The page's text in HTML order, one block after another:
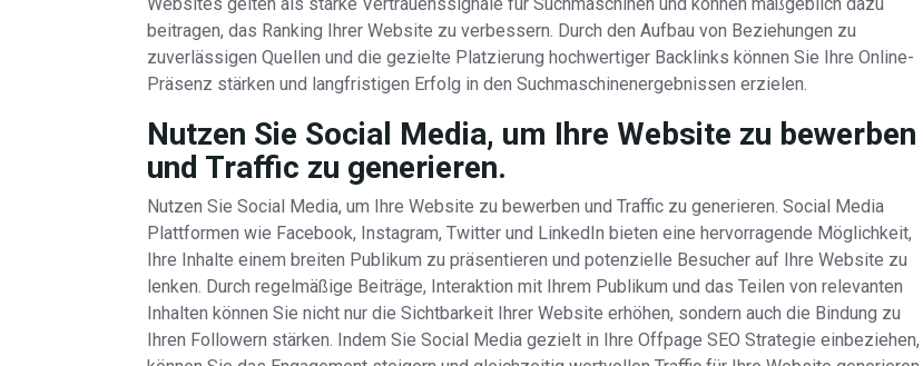
beitragen, das Ranking Ihrer Website zu verbessern. Durch den Aufbau von Beziehungen zu
zuverlässigen Quellen und die gezielte Platzierung hochwertiger Backlinks können Sie Ihre Online-
Präsenz stärken und langfristigen Erfolg in den Suchmaschinenergebnissen erzielen.
Nutzen Sie Social Media, um Ihre Website zu bewerben
und Traffic zu generieren.
Nutzen Sie Social Media, um Ihre Website zu bewerben und Traffic zu generieren. Social Media
Plattformen wie Facebook, Instagram, Twitter und LinkedIn bieten eine hervorragende Möglichkeit,
Ihre Inhalte einem breiten Publikum zu präsentieren und potenzielle Besucher auf Ihre Website zu
lenken. Durch regelmäßige Beiträge, Interaktion mit Ihrem Publikum und das Teilen von relevanten
Inhalten können Sie nicht nur die Sichtbarkeit Ihrer Website erhöhen, sondern auch die Bindung zu
Ihren Followern stärken. Indem Sie Social Media gezielt in Ihre Offpage SEO Strategie einbeziehen,